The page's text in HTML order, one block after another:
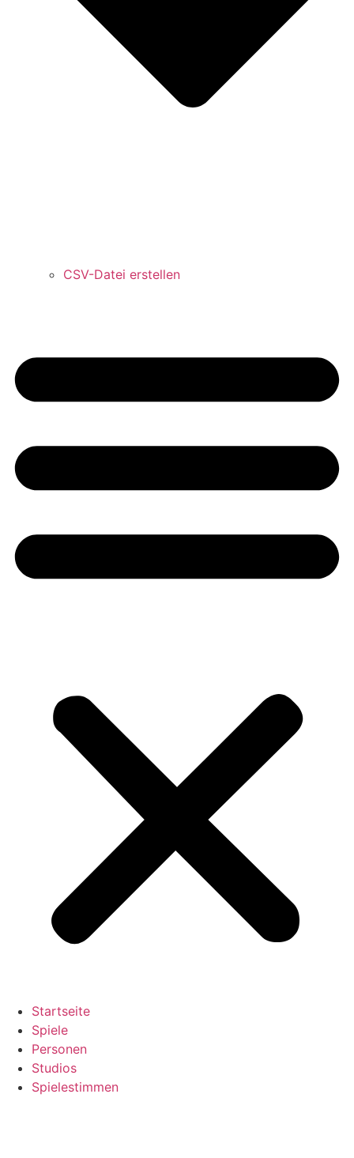
CSV-Datei erstellen
Startseite
Spiele
Personen
Studios
Spielestimmen